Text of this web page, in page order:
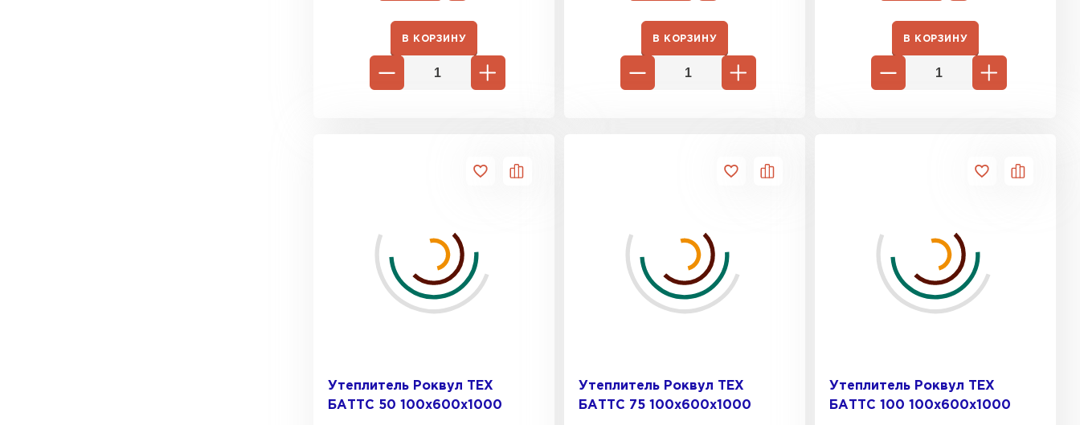
В КОРЗИНУ В КОРЗИНУ В КОРЗИНУ
Утеплитель Роквул ТЕХ
БАТТС 50 100х600х1000
Утеплитель Роквул ТЕХ
БАТТС 75 100х600х1000
Утеплитель Роквул ТЕХ
БАТТС 100 100х600х1000
Гипсокартон
ПЕРЕЙТИ
Утеплитель Izolife
ПЕРЕЙТИ